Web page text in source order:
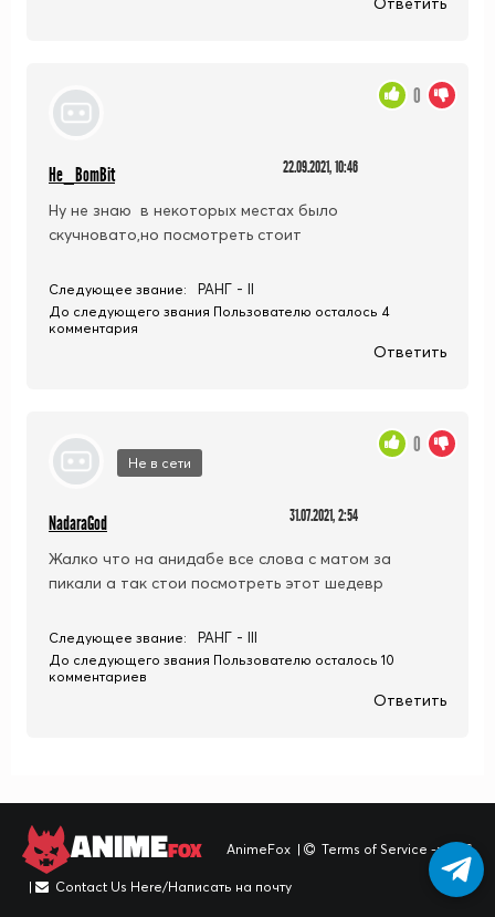
He_BomBit 22.09.2021, 10:46
Ну не знаю в некоторых местах было
скучновато,но посмотреть стоит
0
Следующее звание: РАНГ - II
До следующего звания Пользователю осталось 4
комментария
Ответить
Не в сети
NadaraGod 31.07.2021, 2:54
Жалко что на анидабе все слова с матом за
пикали а так стои посмотреть этот шедевр
0
Следующее звание: РАНГ - III
До следующего звания Пользователю осталось 10
комментариев
Ответить
ANIMEFOX AnimeFox | Terms of Service -> TOS
| Contact Us Here/Написать на почту